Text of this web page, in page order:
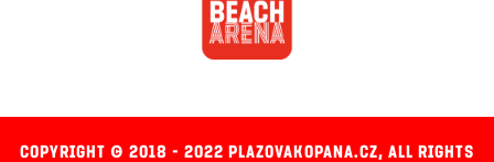
COPYRIGHT © 2018 - 2022 PLAZOVAKOPANA.CZ, ALL RIGHTS